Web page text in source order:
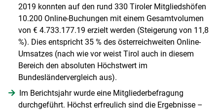
2019 konnten auf den rund 330 Tiroler Mitgliedshöfen
10.200 Online-Buchungen mit einem Gesamtvolumen
von € 4.733.177.19 erzielt werden (Steigerung von 11,8
%). Dies entspricht 35 % des österreichweiten Online-
Umsatzes (nach wie vor weist Tirol auch in diesem
Bereich den absoluten Höchstwert im
Bundesländervergleich aus).
Im Berichtsjahr wurde eine Mitgliederbefragung
durchgeführt. Höchst erfreulich sind die Ergebnisse –